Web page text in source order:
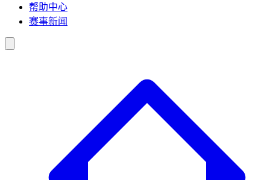
帮助中心
赛事新闻